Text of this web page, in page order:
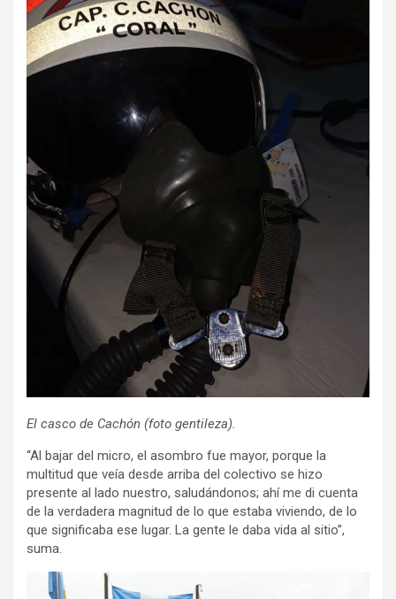
El casco de Cachón (foto gentileza).
“Al bajar del micro, el asombro fue mayor, porque la
multitud que veía desde arriba del colectivo se hizo
presente al lado nuestro, saludándonos; ahí me di cuenta
de la verdadera magnitud de lo que estaba viviendo, de lo
que significaba ese lugar. La gente le daba vida al sitio”,
suma.